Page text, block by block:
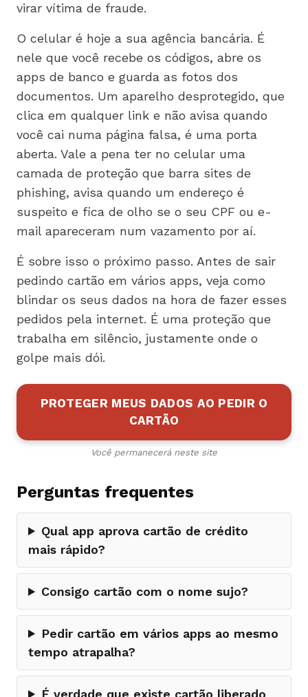
virar vítima de fraude.
O celular é hoje a sua agência bancária. É
nele que você recebe os códigos, abre os
apps de banco e guarda as fotos dos
documentos. Um aparelho desprotegido, que
clica em qualquer link e não avisa quando
você cai numa página falsa, é uma porta
aberta. Vale a pena ter no celular uma
camada de proteção que barra sites de
phishing, avisa quando um endereço é
suspeito e fica de olho se o seu CPF ou e-
mail apareceram num vazamento por aí.
É sobre isso o próximo passo. Antes de sair
pedindo cartão em vários apps, veja como
blindar os seus dados na hora de fazer esses
pedidos pela internet. É uma proteção que
trabalha em silêncio, justamente onde o
golpe mais dói.
PROTEGER MEUS DADOS AO PEDIR O
CARTÃO
Você permanecerá neste site
Perguntas frequentes
Qual app aprova cartão de crédito
mais rápido?
Consigo cartão com o nome sujo?
Pedir cartão em vários apps ao mesmo
tempo atrapalha?
É verdade que existe cartão liberado